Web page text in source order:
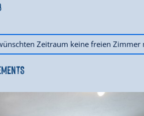
Zeitraum keine freien